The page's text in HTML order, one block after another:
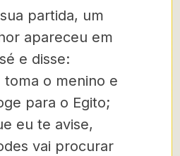
partida, um
apareceu em
e disse:
toma o menino e
para o Egito;
eu te avise,
vai procurar